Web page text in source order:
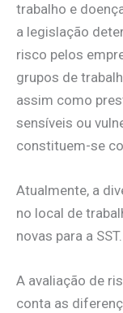
trabalho e
a legislação
risco pelos
grupos de
assim como
sensíveis ou
constituem-se
Atualmente, a
no local de
novas para a SST.
A avaliação de
conta as